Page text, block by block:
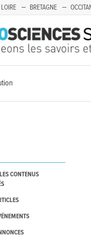
LOIRE BRETAGNE
CONTENUS